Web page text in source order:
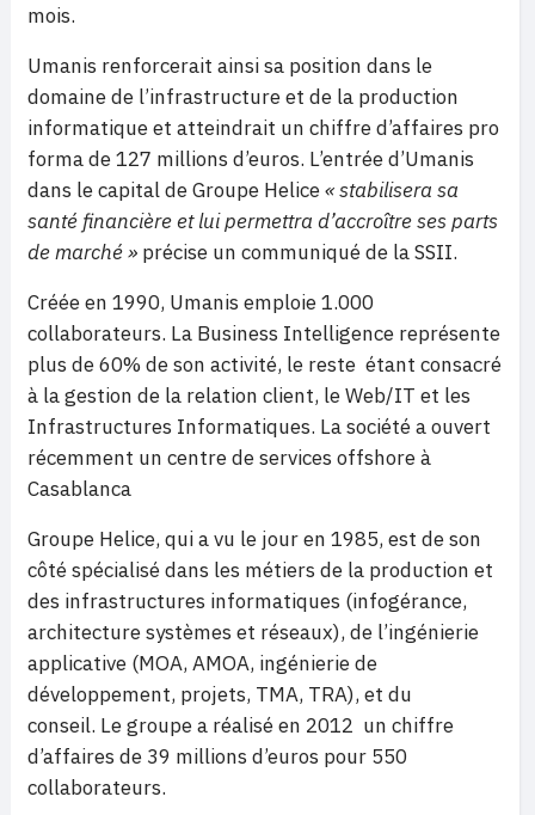
mois.
Umanis renforcerait ainsi sa position dans le
domaine de l’infrastructure et de la production
informatique et atteindrait un chiffre d’affaires pro
forma de 127 millions d’euros. L’entrée d’Umanis
dans le capital de Groupe Helice« stabilisera sa
santé financière et lui permettra d’accroître ses parts
de marché » précise un communiqué de la SSII.
Créée en 1990, Umanis emploie 1.000
collaborateurs. La Business Intelligence représente
plus de 60% de son activité, le reste étant consacré
à la gestion de la relation client, le Web/IT et les
Infrastructures Informatiques. La société a ouvert
récemment un centre de services offshore à
Casablanca
Groupe Helice, qui a vu le jour en 1985, est de son
côté spécialisé dans les métiers de la production et
des infrastructures informatiques (infogérance,
architecture systèmes et réseaux), de l’ingénierie
applicative (MOA, AMOA, ingénierie de
développement, projets, TMA, TRA), et du
conseil. Le groupe a réalisé en 2012 un chiffre
d’affaires de 39 millions d’euros pour 550
collaborateurs.